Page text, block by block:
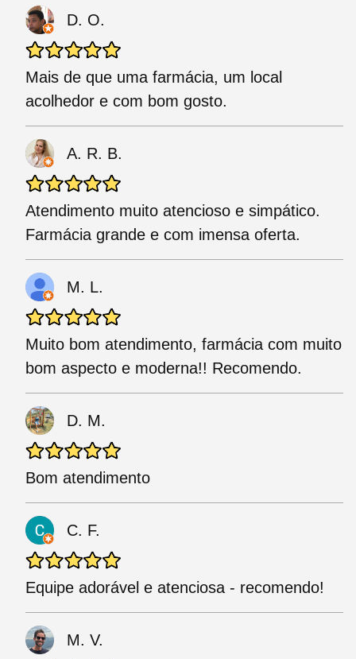
D. O.
Mais de que uma farmácia, um local
acolhedor e com bom gosto.
A. R. B.
Atendimento muito atencioso e simpático.
Farmácia grande e com imensa oferta.
M. L.
Muito bom atendimento, farmácia com muito
bom aspecto e moderna!! Recomendo.
D. M.
Bom atendimento
C. F.
Equipe adorável e atenciosa - recomendo!
M. V.